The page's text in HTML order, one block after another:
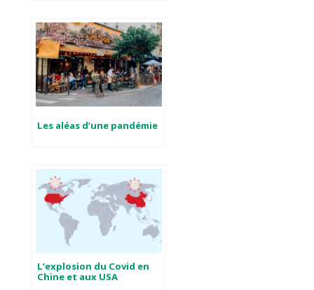
Les aléas d’une pandémie
L’explosion du Covid en
Chine et aux USA